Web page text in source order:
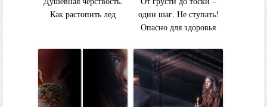
Как растопить лед
один шаг. Не ступать!
Опасно для здоровья